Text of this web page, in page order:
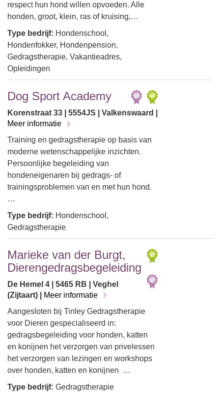
respect hun hond willen opvoeden. Alle
honden, groot, klein, ras of kruising,…
Type bedrijf: Hondenschool,
Hondenfokker, Hondenpension,
Gedragstherapie, Vakantieadres,
Opleidingen
Dog Sport Academy
Korenstraat 33 | 5554JS | Valkenswaard |
Meer informatie
Training en gedragstherapie op basis van
moderne wetenschappelijke inzichten.
Persoonlijke begeleiding van
hondeneigenaren bij gedrags- of
trainingsproblemen van en met hun hond.
…
Type bedrijf: Hondenschool,
Gedragstherapie
Marieke van der Burgt,
Dierengedragsbegeleiding
De Hemel 4 | 5465 RB | Veghel
(Zijtaart) |
Meer informatie
Aangesloten bij Tinley Gedragstherapie
voor Dieren gespecialiseerd in:
gedragsbegeleiding voor honden, katten
en konijnen het verzorgen van privelessen
het verzorgen van lezingen en workshops
over honden, katten en konijnen …
Type bedrijf: Gedragstherapie